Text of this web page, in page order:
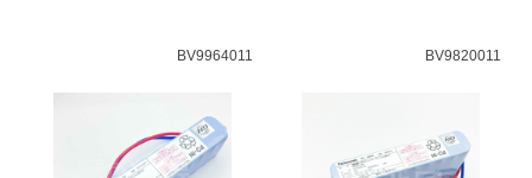
BV9964011 BV9820011